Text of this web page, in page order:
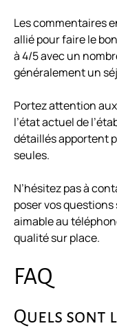
Les commentaires
allié pour faire le
à 4/5 avec un
généralement un
Portez attention
l’état actuel de
détaillés apportent
seules.
N’hésitez pas à
poser vos
aimable au
qualité sur place.
FAQ
Quels sont